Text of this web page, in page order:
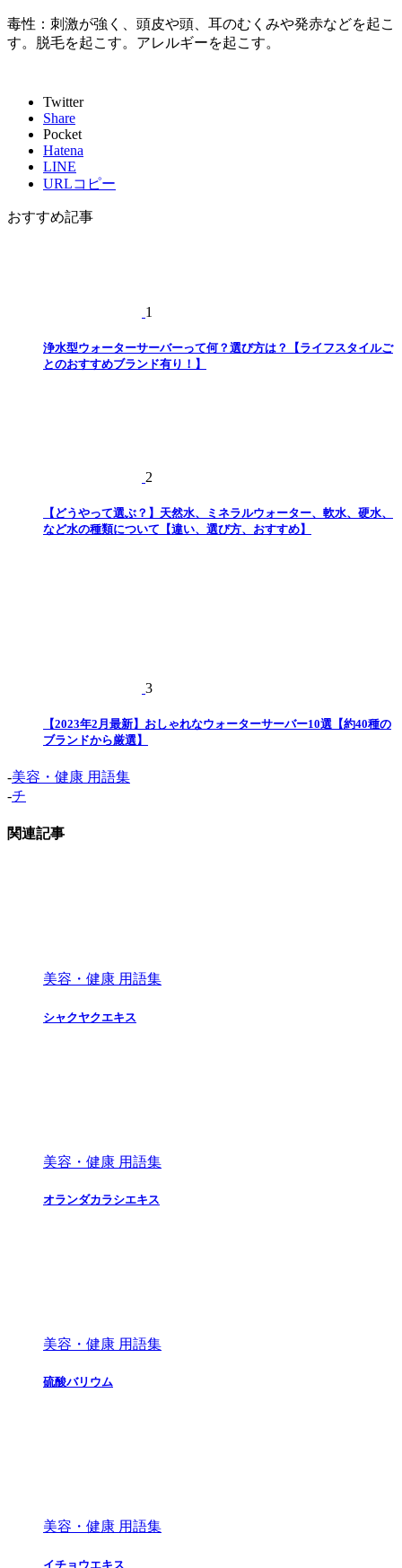
毒性：刺激が強く、頭皮や頭、耳のむくみや発赤などを起こ
す。脱毛を起こす。アレルギーを起こす。
Twitter
Share
Pocket
Hatena
LINE
URLコピー
おすすめ記事
1
浄水型ウォーターサーバーって何？選び方は？【ライフスタイルご
とのおすすめブランド有り！】
2
【どうやって選ぶ？】天然水、ミネラルウォーター、軟水、硬水、
など水の種類について【違い、選び方、おすすめ】
3
【2023年2月最新】おしゃれなウォーターサーバー10選【約40種の
ブランドから厳選】
-美容・健康 用語集
-チ
関連記事
美容・健康 用語集
シャクヤクエキス
美容・健康 用語集
オランダカラシエキス
美容・健康 用語集
硫酸バリウム
美容・健康 用語集
イチョウエキス